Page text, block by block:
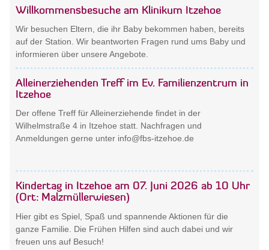
Willkommensbesuche am Klinikum Itzehoe
Wir besuchen Eltern, die ihr Baby bekommen haben, bereits
auf der Station. Wir beantworten Fragen rund ums Baby und
informieren über unsere Angebote.
Alleinerziehenden Treff im Ev. Familienzentrum in
Itzehoe
Der offene Treff für Alleinerziehende findet in der
Wilhelmstraße 4 in Itzehoe statt. Nachfragen und
Anmeldungen gerne unter info@fbs-itzehoe.de
Kindertag in Itzehoe am 07. Juni 2026 ab 10 Uhr
(Ort: Malzmüllerwiesen)
Hier gibt es Spiel, Spaß und spannende Aktionen für die
ganze Familie. Die Frühen Hilfen sind auch dabei und wir
freuen uns auf Besuch!